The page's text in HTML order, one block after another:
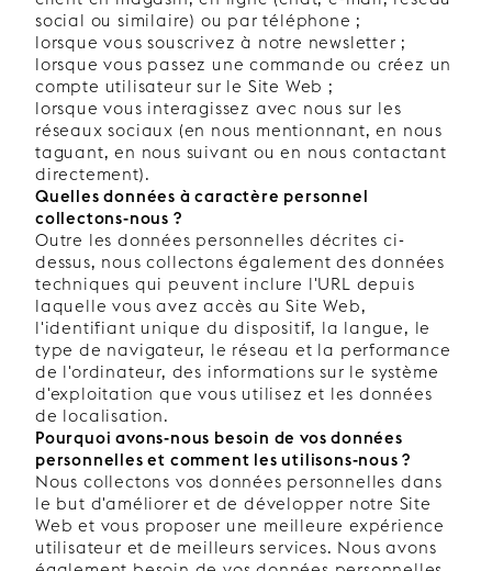
social ou similaire) ou par téléphone ;
lorsque vous souscrivez à notre newsletter ;
lorsque vous passez une commande ou créez un
compte utilisateur sur le Site Web ;
lorsque vous interagissez avec nous sur les
réseaux sociaux (en nous mentionnant, en nous
taguant, en nous suivant ou en nous contactant
directement).
Quelles données à caractère personnel
collectons-nous ?
Outre les données personnelles décrites ci-
dessus, nous collectons également des données
techniques qui peuvent inclure l'URL depuis
laquelle vous avez accès au Site Web,
l'identifiant unique du dispositif, la langue, le
type de navigateur, le réseau et la performance
de l'ordinateur, des informations sur le système
d'exploitation que vous utilisez et les données
de localisation.
Pourquoi avons-nous besoin de vos données
personnelles et comment les utilisons-nous ?
Nous collectons vos données personnelles dans
le but d'améliorer et de développer notre Site
Web et vous proposer une meilleure expérience
utilisateur et de meilleurs services. Nous avons